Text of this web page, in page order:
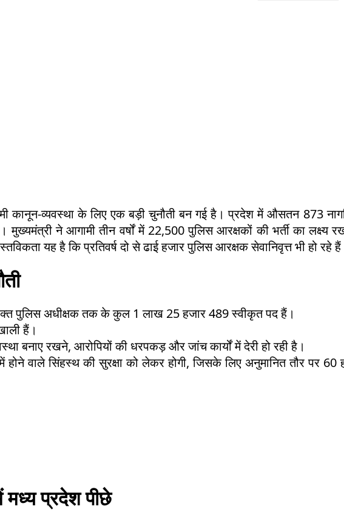
कानून-व्यवस्था के लिए एक बड़ी चुनौती बन गई है। प्रदेश में औसतन 873
मुख्यमंत्री ने आगामी तीन वर्षों में 22,500 पुलिस आरक्षकों की भर्ती का लक्ष्य
यह है कि प्रतिवर्ष दो से ढाई हजार पुलिस आरक्षक सेवानिवृत्त भी हो रहे
पुलिस अधीक्षक तक के कुल 1 लाख 25 हजार 489 स्वीकृत पद हैं।
हैं।
बनाए रखने, आरोपियों की धरपकड़ और जांच कार्यों में देरी हो रही है।
वाले सिंहस्थ की सुरक्षा को लेकर होगी, जिसके लिए अनुमानित तौर पर 60
मध्य प्रदेश पीछे